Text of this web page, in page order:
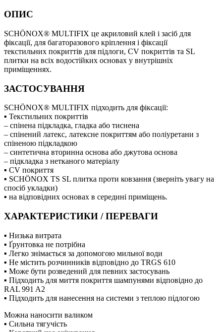
ОПИС
SCHÖNOX® MULTIFIX це акриловий клей і засіб для
фіксації, для багаторазового кріплення і фіксації
текстильних покриттів для підлоги, CV покриттів та SL
плитки на всіх водостійких основах у внутрішніх
приміщеннях.
ЗАСТОСУВАННЯ
SCHÖNOX® MULTIFIX підходить для фіксації:
▪ Текстильних покриттів
– спінена підкладка, гладка або тиснена
– спінений латекс, латексне покриттям або поліуретани з
спіненою підкладкою
– синтетична вторинна основа або джутова основа
– підкладка з нетканого матеріалу
▪ CV покриття
▪ SCHÖNOX TS SL плитка проти ковзання (зверніть увагу на
спосіб укладки)
▪ на відповідних основах в середині приміщень.
ХАРАКТЕРИСТИКИ / ПЕРЕВАГИ
▪ Низька витрата
▪ Ґрунтовка не потрібна
▪ Легко знімається за допомогою мильної води
▪ Не містить розчинників відповідно до TRGS 610
▪ Може бути розведений для певних застосувань
▪ Підходить для миття покриття шампунями відповідно до
RAL 991 A2
▪ Підходить для нанесення на системи з теплою підлогою
Можна наносити валиком
▪ Сильна тягучість